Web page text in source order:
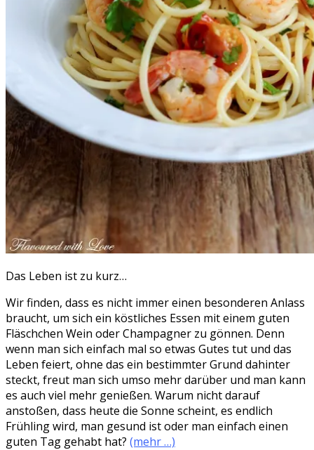
Das Leben ist zu kurz…
Wir finden, dass es nicht immer einen besonderen Anlass
braucht, um sich ein köstliches Essen mit einem guten
Fläschchen Wein oder Champagner zu gönnen. Denn
wenn man sich einfach mal so etwas Gutes tut und das
Leben feiert, ohne das ein bestimmter Grund dahinter
steckt, freut man sich umso mehr darüber und man kann
es auch viel mehr genießen. Warum nicht darauf
anstoßen, dass heute die Sonne scheint, es endlich
Frühling wird, man gesund ist oder man einfach einen
guten Tag gehabt hat? (mehr …)